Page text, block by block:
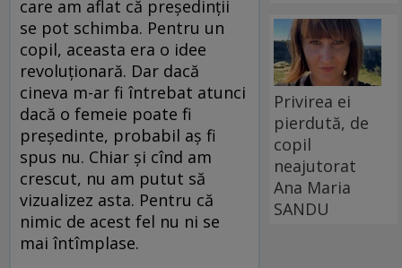
care am aflat că președinții
se pot schimba. Pentru un
copil, aceasta era o idee
revoluționară. Dar dacă
cineva m-ar fi întrebat atunci
dacă o femeie poate fi
președinte, probabil aș fi
spus nu. Chiar și cînd am
crescut, nu am putut să
vizualizez asta. Pentru că
nimic de acest fel nu ni se
mai întîmplase.
Privirea ei
pierdută, de
copil
neajutorat
Ana Maria
SANDU